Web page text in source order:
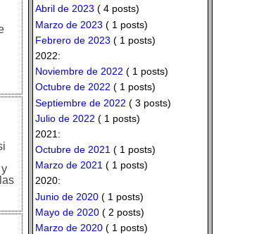
Abril de 2023 ( 4 posts)
Marzo de 2023 ( 1 posts)
Febrero de 2023 ( 1 posts)
2022:
Noviembre de 2022 ( 1 posts)
Octubre de 2022 ( 1 posts)
Septiembre de 2022 ( 3 posts)
Julio de 2022 ( 1 posts)
2021:
Octubre de 2021 ( 1 posts)
Marzo de 2021( 1 posts)
2020:
Junio de 2020( 1 posts)
Mayo de 2020( 2 posts)
Marzo de 2020( 1 posts)